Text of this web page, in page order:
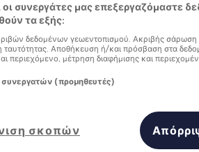
οι συνεργάτες μας επεξεργαζόμαστε
τα εξής:
δεδομένων γεωεντοπισμού. Ακριβής σάρωση
ταυτότητας. Αποθήκευση ή/και πρόσβαση στα
περιεχόμενο, μέτρηση διαφήμισης και
(προμηθευτές)
σκοπών